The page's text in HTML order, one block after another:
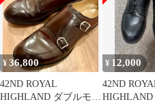
¥36,800
42ND ROYAL
HIGHLAND ダブルモン
¥ 12,000
42ND
HIGHLAND